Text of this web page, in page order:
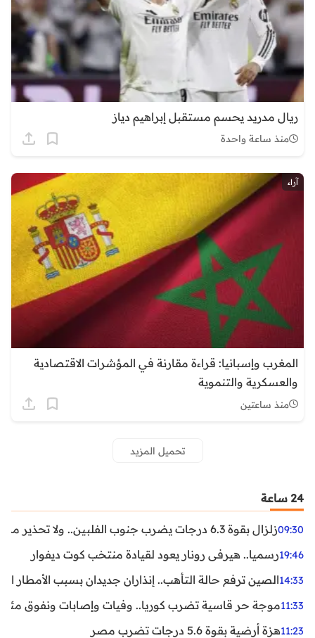
ريال مدريد يحسم مستقبل إبراهيم دياز
منذ ساعة واحدة
آراء
المغرب وإسبانيا: قراءة مقارنة في المؤشرات الاقتصادية
والعسكرية والتنموية
منذ ساعتين
تحميل المزيد
24 ساعة
09:30زلزال بقوة 6.3 درجات يضرب جنوب الفلبين.. ولا تحذير من تسونامي حتى الآن
19:46رسميا.. هيرفي رونار يعود لقيادة منتخب كوت ديفوار
14:33الصين ترفع حالة التأهب.. إنذاران جديدان بسبب الأمطار
11:33موجة حر قاسية تضرب كوريا.. وفيات وإصابات ونفوق مئات
11:23هزة أرضية بقوة 5.6 درجات تضرب مصر